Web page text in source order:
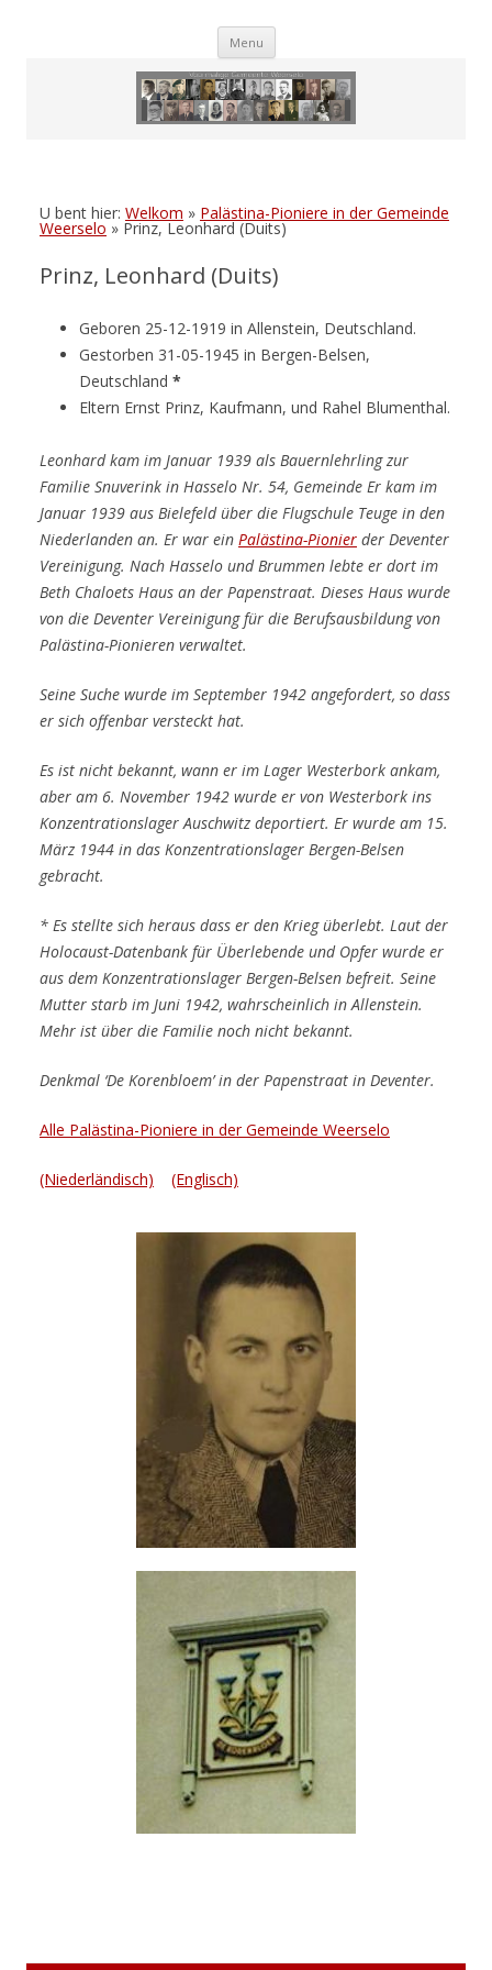
Menu Skip
U bent hier: Welkom » Palästina-Pioniere in der Gemeinde
Weerselo » Prinz, Leonhard (Duits)
Prinz, Leonhard (Duits)
Geboren 25-12-1919 in Allenstein, Deutschland.
Gestorben 31-05-1945 in Bergen-Belsen,
Deutschland *
Eltern Ernst Prinz, Kaufmann, und Rahel Blumenthal.
Leonhard kam im Januar 1939 als Bauernlehrling zur
Familie Snuverink in Hasselo Nr. 54, Gemeinde Er kam im
Januar 1939 aus Bielefeld über die Flugschule Teuge in den
Niederlanden an. Er war ein Palästina-Pionier der Deventer
Vereinigung. Nach Hasselo und Brummen lebte er dort im
Beth Chaloets Haus an der Papenstraat. Dieses Haus wurde
von die Deventer Vereinigung für die Berufsausbildung von
Palästina-Pionieren verwaltet.
Seine Suche wurde im September 1942 angefordert, so dass
er sich offenbar versteckt hat.
Es ist nicht bekannt, wann er im Lager Westerbork ankam,
aber am 6. November 1942 wurde er von Westerbork ins
Konzentrationslager Auschwitz deportiert. Er wurde am 15.
März 1944 in das Konzentrationslager Bergen-Belsen
gebracht.
* Es stellte sich heraus dass er den Krieg überlebt. Laut der
Holocaust-Datenbank für Überlebende und Opfer wurde er
aus dem Konzentrationslager Bergen-Belsen befreit. Seine
Mutter starb im Juni 1942, wahrscheinlich in Allenstein.
Mehr ist über die Familie noch nicht bekannt.
Denkmal ‘De Korenbloem’ in der Papenstraat in Deventer.
Alle Palästina-Pioniere in der Gemeinde Weerselo
(Niederländisch) (Englisch)